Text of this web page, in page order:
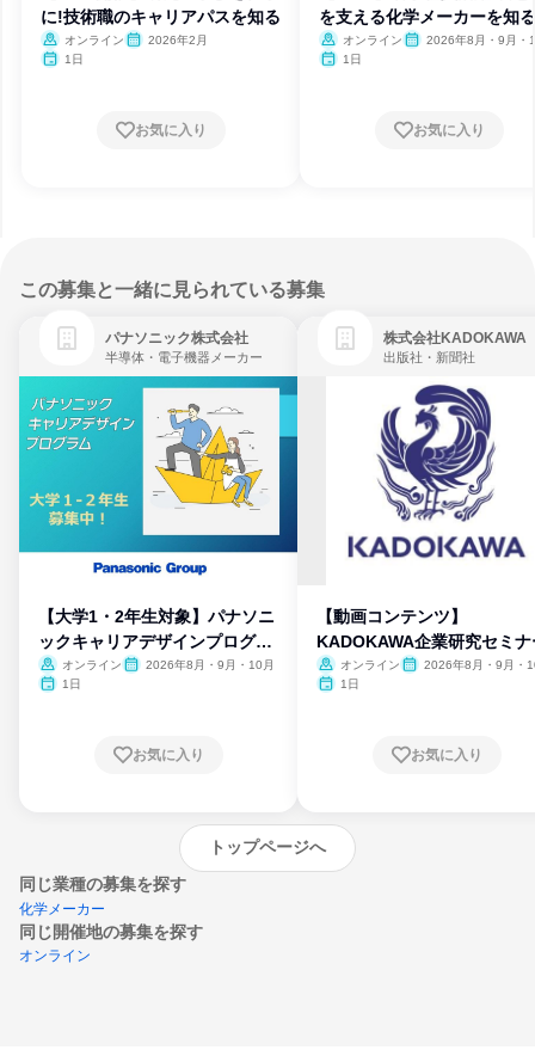
に!技術職のキャリアパスを知る
オンライン
2026年2月
1日
お気に入り
を支える化学メーカーを知
オンライン
2026年8月・9月・
1日
お気に入り
この募集と一緒に見られている募集
パナソニック株式会社
半導体・電子機器メーカー
【大学1・2年生対象】パナソニ
ックキャリアデザインプログラ
ム
オンライン
2026年8月・9月・10月
1日
お気に入り
株式会社KADOKAWA
出版社・新聞社
【動画コンテンツ】
KADOKAWA企業研究セミナ
オンライン
2026年8月・9月・
1日
お気に入り
トップページへ
同じ業種の募集を探す
化学メーカー
同じ開催地の募集を探す
オンライン